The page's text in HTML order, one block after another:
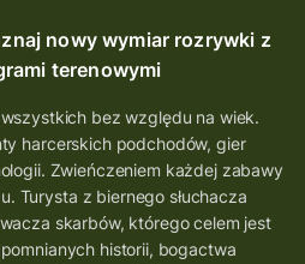
gra miejska
aplikacja questy
wakacje z questami
nowy wymiar rozrywki z
terenowymi
bez względu na wiek.
harcerskich podchodów, gier
Zwieńczeniem każdej zabawy
Turysta z biernego słuchacza
skarbów, którego celem jest
historii, bogactwa